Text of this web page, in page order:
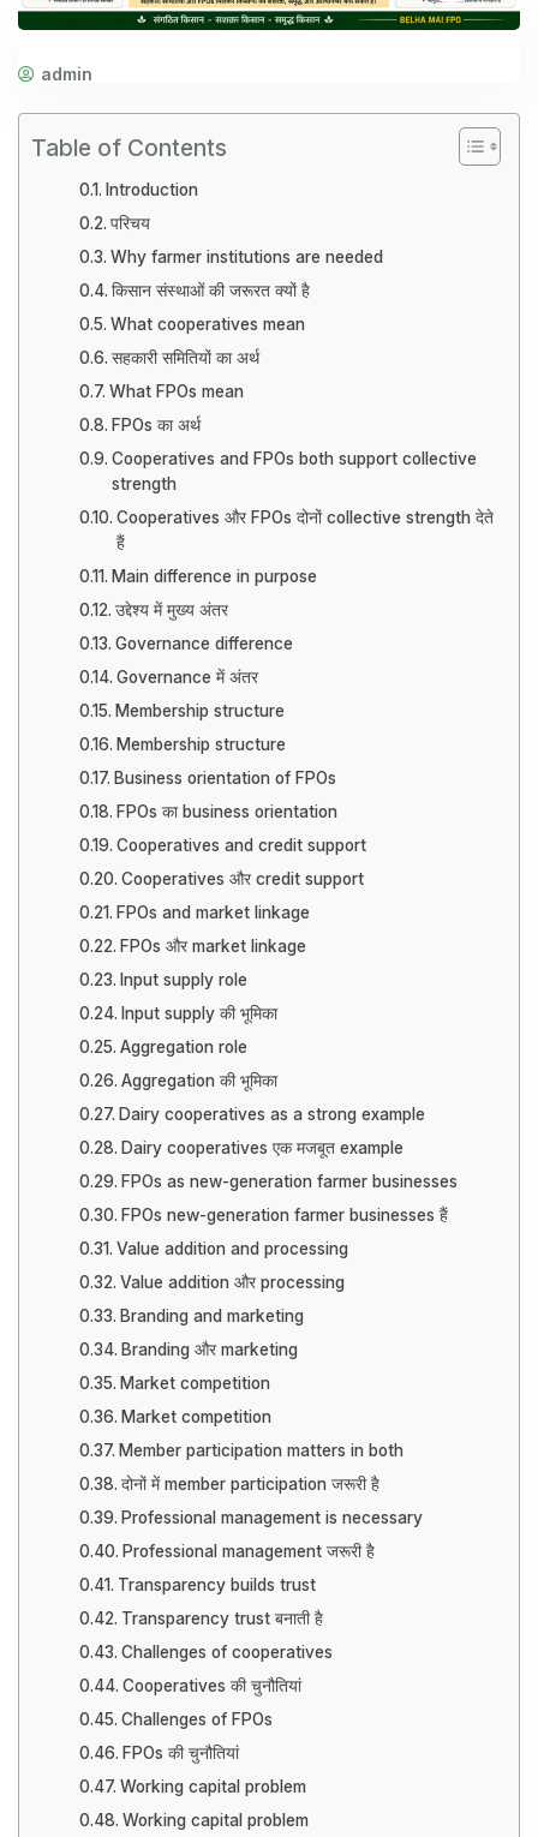
admin
Table of Contents
Introduction
परिचय
Why farmer institutions are needed
किसान संस्थाओं की जरूरत क्यों है
What cooperatives mean
सहकारी समितियों का अर्थ
What FPOs mean
FPOs का अर्थ
Cooperatives and FPOs both support collective
strength
Cooperatives और FPOs दोनों collective strength देते
हैं
Main difference in purpose
उद्देश्य में मुख्य अंतर
Governance difference
Governance में अंतर
Membership structure
Membership structure
Business orientation of FPOs
FPOs का business orientation
Cooperatives and credit support
Cooperatives और credit support
FPOs and market linkage
FPOs और market linkage
Input supply role
Input supply की भूमिका
Aggregation role
Aggregation की भूमिका
Dairy cooperatives as a strong example
Dairy cooperatives एक मजबूत example
FPOs as new-generation farmer businesses
FPOs new-generation farmer businesses हैं
Value addition and processing
Value addition और processing
Branding and marketing
Branding और marketing
Market competition
Market competition
Member participation matters in both
दोनों में member participation जरूरी है
Professional management is necessary
Professional management जरूरी है
Transparency builds trust
Transparency trust बनाती है
Challenges of cooperatives
Cooperatives की चुनौतियां
Challenges of FPOs
FPOs की चुनौतियां
Working capital problem
Working capital problem